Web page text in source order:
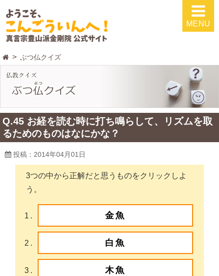
MENU
ぶつ仏クイズ
Q.45 お経を読む時に打ち鳴らして、リズムを取
るためのものはなにかな？
投稿：2014年04月01日
3つの中から正解だと思うものをクリックしよ
う。
金魚
白魚
木魚